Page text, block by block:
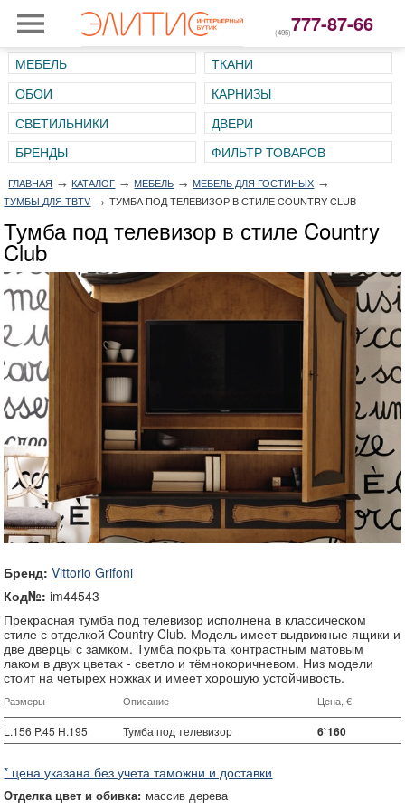
(495)777-87-66
МЕБЕЛЬ
ТКАНИ
ОБОИ
КАРНИЗЫ
СВЕТИЛЬНИКИ
ДВЕРИ
ГЛАВНАЯ → КАТАЛОГ → МЕБЕЛЬ → МЕБЕЛЬ ДЛЯ ГОСТИНЫХ →
ТУМБЫ ДЛЯ ТВTV → ТУМБА ПОД ТЕЛЕВИЗОР В СТИЛЕ COUNTRY CLUB
Тумба под телевизор в стиле Country
Club
Бренд: Vittorio Grifoni
Код№:im44543
Прекрасная тумба под телевизор исполнена в классическом
стиле с отделкой Country Club. Модель имеет выдвижные ящики и
две дверцы с замком. Тумба покрыта контрастным матовым
лаком в двух цветах - светло и тёмнокоричневом. Низ модели
стоит на четырех ножках и имеет хорошую устойчивость.
Размеры Описание Цена, €
L.156 P.45 H.195 Тумба под телевизор 6`160
* цена указана без учета таможни и доставки
Отделка цвет и обивка: массив дерева